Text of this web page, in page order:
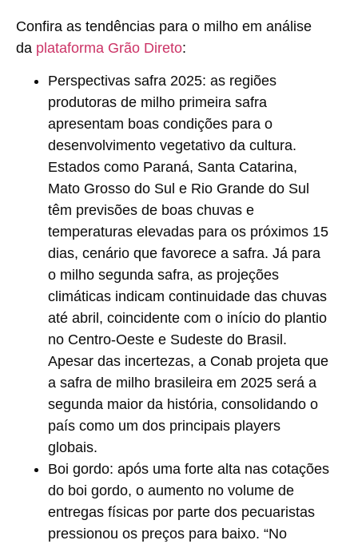
Confira as tendências para o milho em análise
da plataforma Grão Direto:
Perspectivas safra 2025: as regiões
produtoras de milho primeira safra
apresentam boas condições para o
desenvolvimento vegetativo da cultura.
Estados como Paraná, Santa Catarina,
Mato Grosso do Sul e Rio Grande do Sul
têm previsões de boas chuvas e
temperaturas elevadas para os próximos 15
dias, cenário que favorece a safra. Já para
o milho segunda safra, as projeções
climáticas indicam continuidade das chuvas
até abril, coincidente com o início do plantio
no Centro-Oeste e Sudeste do Brasil.
Apesar das incertezas, a Conab projeta que
a safra de milho brasileira em 2025 será a
segunda maior da história, consolidando o
país como um dos principais players
globais.
Boi gordo: após uma forte alta nas cotações
do boi gordo, o aumento no volume de
entregas físicas por parte dos pecuaristas
pressionou os preços para baixo. “No